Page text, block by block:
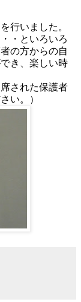
行いました。
・といろいろ
の方からの自
き、楽しい時
された保護者
い。）